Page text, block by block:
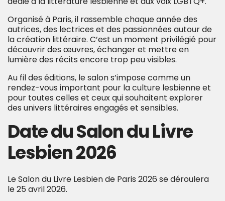
Organisé à Paris, il rassemble chaque année des
autrices, des lectrices et des passionnées autour de
la création littéraire. C’est un moment privilégié pour
découvrir des œuvres, échanger et mettre en
lumière des récits encore trop peu visibles.
Au fil des éditions, le salon s’impose comme un
rendez-vous important pour la culture lesbienne et
pour toutes celles et ceux qui souhaitent explorer
des univers littéraires engagés et sensibles.
Date du Salon du Livre
Lesbien 2026
Le Salon du Livre Lesbien de Paris 2026 se déroulera
le 25 avril 2026.